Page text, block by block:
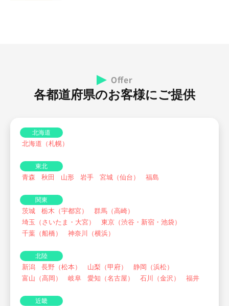
各都道府県のお客様にご提供
北海道
北海道（札幌）
東北
青森 秋田 山形 岩手 宮城（仙台） 福島
関東
茨城 栃木（宇都宮）
群馬（高崎）
埼玉（さいたま・大宮）
東京（渋谷・新宿・池袋）
千葉（船橋）
神奈川（横浜）
北陸
新潟 長野（松本） 山梨（甲府）
静岡（浜松）
富山（高岡）
岐阜 愛知（名古屋） 石川（金沢） 福井
近畿